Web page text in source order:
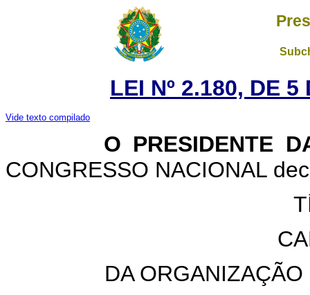
LEI Nº 2.180, DE 5
Vide texto compilado
O PRESIDENTE DA
CONGRESSO NACIONAL
DA